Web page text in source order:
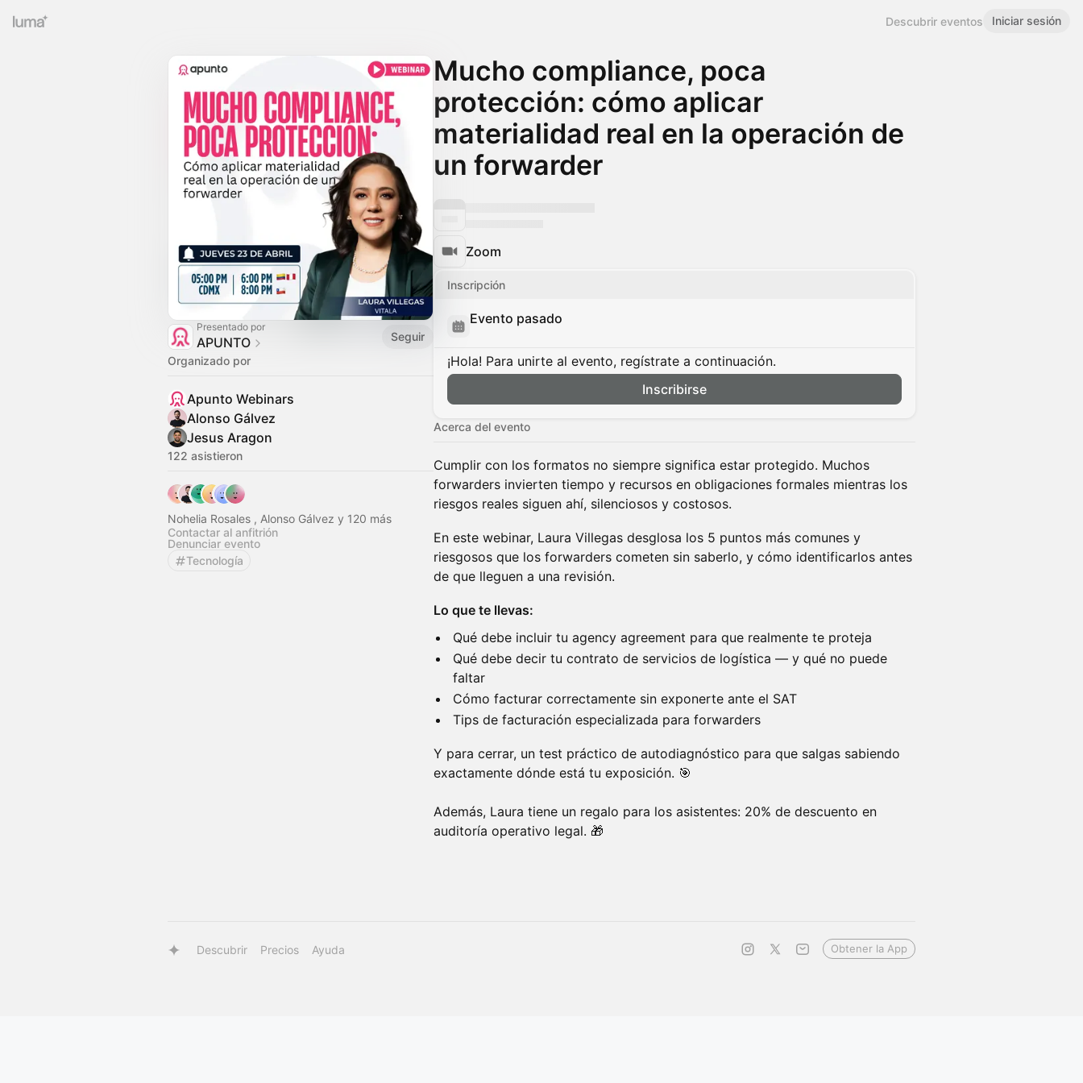
Descubrir eventos Iniciar sesión
Presentado por
APUNTO
Seguir
Organizado por
Apunto Webinars
Alonso Gálvez
Jesus Aragon
122 asistieron
Nohelia Rosales , Alonso Gálvez y 120 más
Contactar al anfitrión
Denunciar evento
Tecnología
Mucho compliance, poca
protección: cómo aplicar
materialidad real en la operación de
un forwarder
Zoom
Inscripción
Evento pasado
¡Hola! Para unirte al evento, regístrate a continuación.
Inscribirse
Acerca del evento
Cumplir con los formatos no siempre significa estar protegido. Muchos
forwarders invierten tiempo y recursos en obligaciones formales mientras los
riesgos reales siguen ahí, silenciosos y costosos.
En este webinar, Laura Villegas desglosa los 5 puntos más comunes y
riesgosos que los forwarders cometen sin saberlo, y cómo identificarlos antes
de que lleguen a una revisión.
Lo que te llevas:
Qué debe incluir tu agency agreement para que realmente te proteja
Qué debe decir tu contrato de servicios de logística — y qué no puede
faltar
Cómo facturar correctamente sin exponerte ante el SAT
Tips de facturación especializada para forwarders
Y para cerrar, un test práctico de autodiagnóstico para que salgas sabiendo
exactamente dónde está tu exposición. 🎯
Además, Laura tiene un regalo para los asistentes: 20% de descuento en
auditoría operativo legal. 🎁
Descubrir Precios Ayuda Obtener la App